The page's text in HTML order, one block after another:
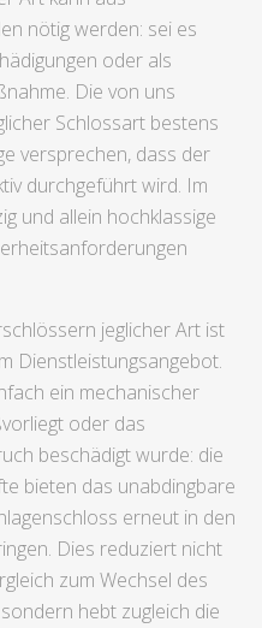
nötig werden: sei es
oder als
Die von uns
Schlossart bestens
versprechen, dass der
durchgeführt wird. Im
und allein hochklassige
jeglicher Art ist
Dienstleistungsangebot.
ein mechanischer
oder das
beschädigt wurde: die
bieten das unabdingbare
erneut in den
Dies reduziert nicht
zum Wechsel des
hebt zugleich die